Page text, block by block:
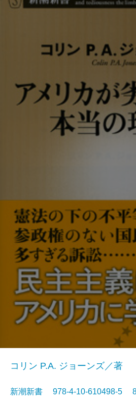
コリン P.A. ジョーンズ／著
新潮新書 978-4-10-610498-5